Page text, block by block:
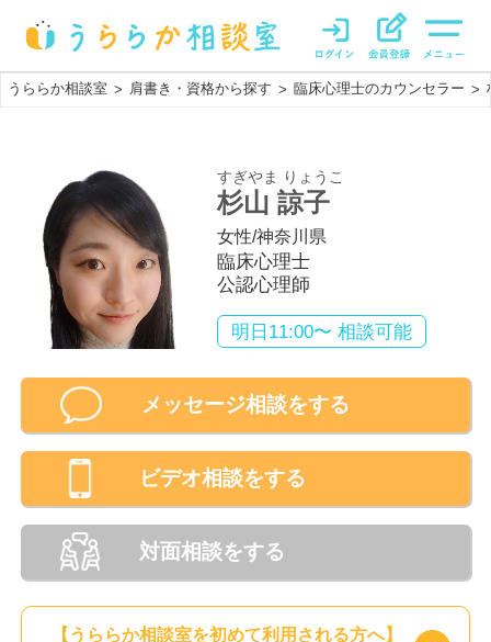
うららか相談室 > 肩書き・資格から探す > 臨床心理士のカウンセラー >
すぎやま りょうこ
杉山 諒子
女性/神奈川県
臨床心理士
公認心理師
明日11:00〜 相談可能
メッセージ相談をする
ビデオ相談をする
対面相談をする
【うららか相談室を初めて利用される方へ】